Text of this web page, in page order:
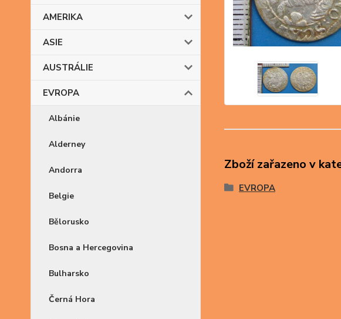
AMERIKA
ASIE
AUSTRÁLIE
EVROPA
Albánie
Alderney
Andorra
Belgie
Bělorusko
Bosna a Hercegovina
Bulharsko
Černá Hora
Zboží zařazeno v
EVROPA